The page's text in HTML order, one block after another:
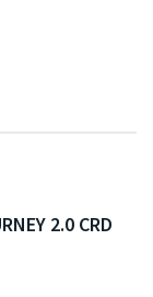
2.0 CRD